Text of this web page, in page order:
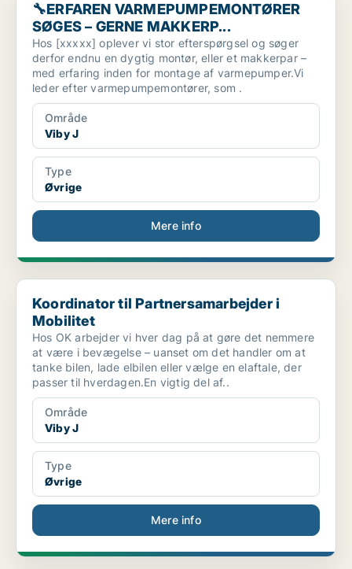
🔧ERFAREN VARMEPUMPEMONTØRER
SØGES – GERNE MAKKERP...
Hos [xxxxx] oplever vi stor efterspørgsel og søger
derfor endnu en dygtig montør, eller et makkerpar –
med erfaring inden for montage af varmepumper.Vi
leder efter varmepumpemontører, som .
Område
Viby J
Type
Øvrige
Mere info
Koordinator til Partnersamarbejder i Mobilitet
Koordinator til Partnersamarbejder i
Mobilitet
Hos OK arbejder vi hver dag på at gøre det nemmere
at være i bevægelse – uanset om det handler om at
tanke bilen, lade elbilen eller vælge en elaftale, der
passer til hverdagen.En vigtig del af..
Område
Viby J
Type
Øvrige
Mere info